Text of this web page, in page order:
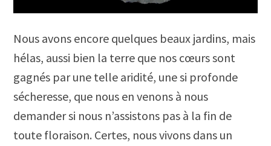
Nous avons encore quelques beaux jardins, mais
hélas, aussi bien la terre que nos cœurs sont
gagnés par une telle aridité, une si profonde
sécheresse, que nous en venons à nous
demander si nous n’assistons pas à la fin de
toute floraison. Certes, nous vivons dans un